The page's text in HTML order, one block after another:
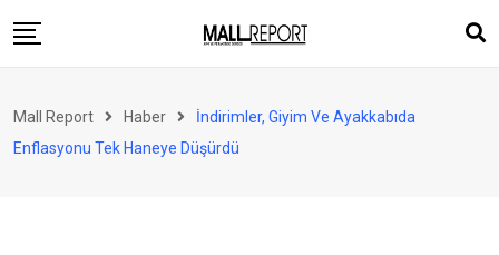
to
Perakende
Mall Report Haber
İndirimler, Giyim Ve Ayakkabıda
Enflasyonu Tek Haneye Düşürdü